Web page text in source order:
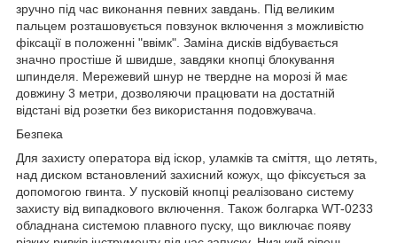
зручно під час виконання певних завдань. Під великим
пальцем розташовується повзунок включення з можливістю
фіксації в положенні "ввімк". Заміна дисків відбувається
значно простіше й швидше, завдяки кнопці блокування
шпинделя. Мережевий шнур не твердне на морозі й має
довжину 3 метри, дозволяючи працювати на достатній
відстані від розетки без використання подовжувача.
Безпека
Для захисту оператора від іскор, уламків та сміття, що летять,
над диском встановлений захисний кожух, що фіксується за
допомогою гвинта. У пусковій кнопці реалізовано систему
захисту від випадкового включення. Також болгарка WT-0233
обладнана системою плавного пуску, що виключає появу